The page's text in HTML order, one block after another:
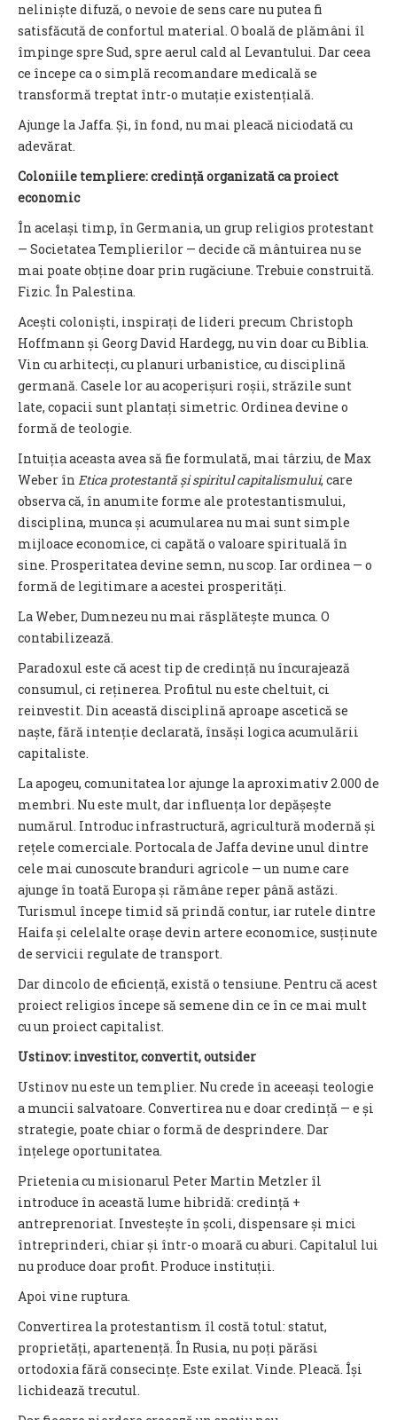
neliniște difuză, o nevoie de sens care nu putea fi
satisfăcută de confortul material. O boală de plămâni îl
împinge spre Sud, spre aerul cald al Levantului. Dar ceea
ce începe ca o simplă recomandare medicală se
transformă treptat într-o mutație existențială.
Ajunge la Jaffa. Și, în fond, nu mai pleacă niciodată cu
adevărat.
Coloniile templiere: credință organizată ca proiect
economic
În același timp, în Germania, un grup religios protestant
— Societatea Templierilor — decide că mântuirea nu se
mai poate obține doar prin rugăciune. Trebuie construită.
Fizic. În Palestina.
Acești coloniști, inspirați de lideri precum Christoph
Hoffmann și Georg David Hardegg, nu vin doar cu Biblia.
Vin cu arhitecți, cu planuri urbanistice, cu disciplină
germană. Casele lor au acoperișuri roșii, străzile sunt
late, copacii sunt plantați simetric. Ordinea devine o
formă de teologie.
Intuiția aceasta avea să fie formulată, mai târziu, de Max
Weber în Etica protestantă și spiritul capitalismului, care
observa că, în anumite forme ale protestantismului,
disciplina, munca și acumularea nu mai sunt simple
mijloace economice, ci capătă o valoare spirituală în
sine. Prosperitatea devine semn, nu scop. Iar ordinea — o
formă de legitimare a acestei prosperități.
La Weber, Dumnezeu nu mai răsplătește munca. O
contabilizează.
Paradoxul este că acest tip de credință nu încurajează
consumul, ci reținerea. Profitul nu este cheltuit, ci
reinvestit. Din această disciplină aproape ascetică se
naște, fără intenție declarată, însăși logica acumulării
capitaliste.
La apogeu, comunitatea lor ajunge la aproximativ 2.000 de
membri. Nu este mult, dar influența lor depășește
numărul. Introduc infrastructură, agricultură modernă și
rețele comerciale. Portocala de Jaffa devine unul dintre
cele mai cunoscute branduri agricole — un nume care
ajunge în toată Europa și rămâne reper până astăzi.
Turismul începe timid să prindă contur, iar rutele dintre
Haifa și celelalte orașe devin artere economice, susținute
de servicii regulate de transport.
Dar dincolo de eficiență, există o tensiune. Pentru că acest
proiect religios începe să semene din ce în ce mai mult
cu un proiect capitalist.
Ustinov: investitor, convertit, outsider
Ustinov nu este un templier. Nu crede în aceeași teologie
a muncii salvatoare. Convertirea nu e doar credință — e și
strategie, poate chiar o formă de desprindere. Dar
înțelege oportunitatea.
Prietenia cu misionarul Peter Martin Metzler îl
introduce în această lume hibridă: credință +
antreprenoriat. Investește în școli, dispensare și mici
întreprinderi, chiar și într-o moară cu aburi. Capitalul lui
nu produce doar profit. Produce instituții.
Apoi vine ruptura.
Convertirea la protestantism îl costă totul: statut,
proprietăți, apartenență. În Rusia, nu poți părăsi
ortodoxia fără consecințe. Este exilat. Vinde. Pleacă. Își
lichidează trecutul.